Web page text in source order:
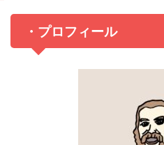
・プロフィール